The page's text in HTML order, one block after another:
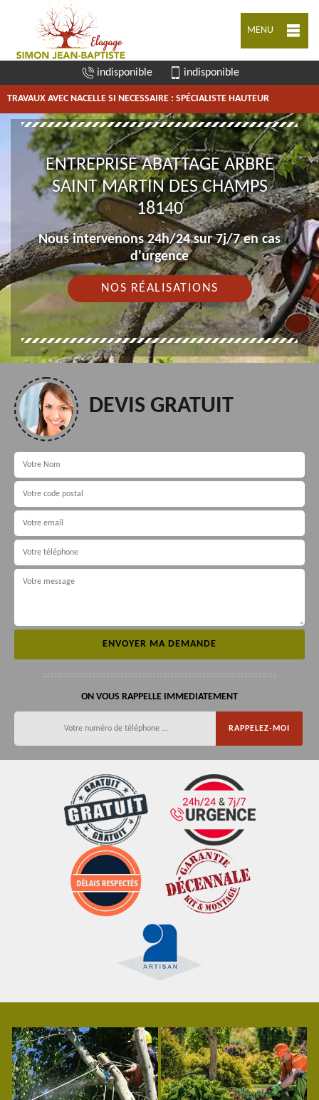
MENU
indisponible indisponible
TRAVAUX AVEC NACELLE SI NECESSAIRE : SPÉCIALISTE HAUTEUR
ENTREPRISE ABATTAGE ARBRE
SAINT MARTIN DES CHAMPS
18140
Nous intervenons 24h/24 sur 7j/7 en cas
d'urgence
NOS RÉALISATIONS
DEVIS GRATUIT
ON VOUS RAPPELLE IMMEDIATEMENT